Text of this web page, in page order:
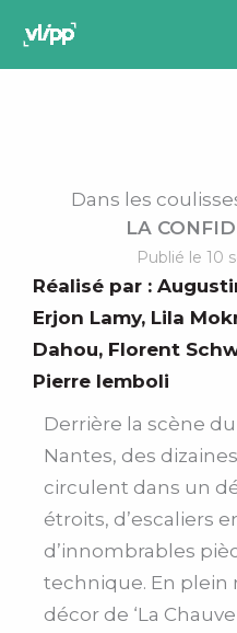
principal
Dans les
LA
Publié le 10
Réalisé par :
Erjon Lamy, Lila
Dahou, Florent
Pierre Iemboli
Derrière la scène
Nantes, des
circulent dans un
étroits, d’escaliers
d’innombrables
technique. En
décor de ‘La